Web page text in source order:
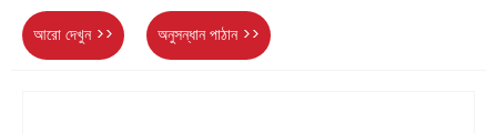
আরো দেখুন >> অনুসন্ধান পাঠান >>